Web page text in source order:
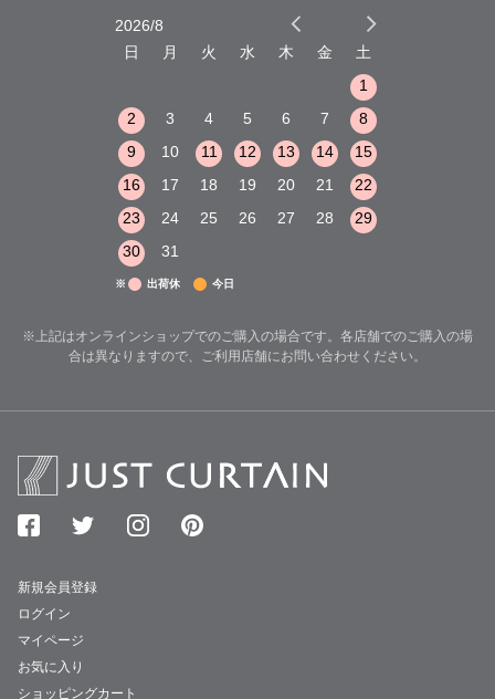
2026/8
日
月 火 水 木 金
土
1
2
3 4 5 6 7
8
9
10 11 12 13 14
15
16
17 18 19 20 21
22
23
24 25 26 27 28
29
30
31
※ 出荷休 今日
※上記はオンラインショップでのご購入の場合です。各店舗でのご購入の場
合は異なりますので、ご利用店舗にお問い合わせください。
新規会員登録
ログイン
マイページ
お気に入り
ショッピングカート